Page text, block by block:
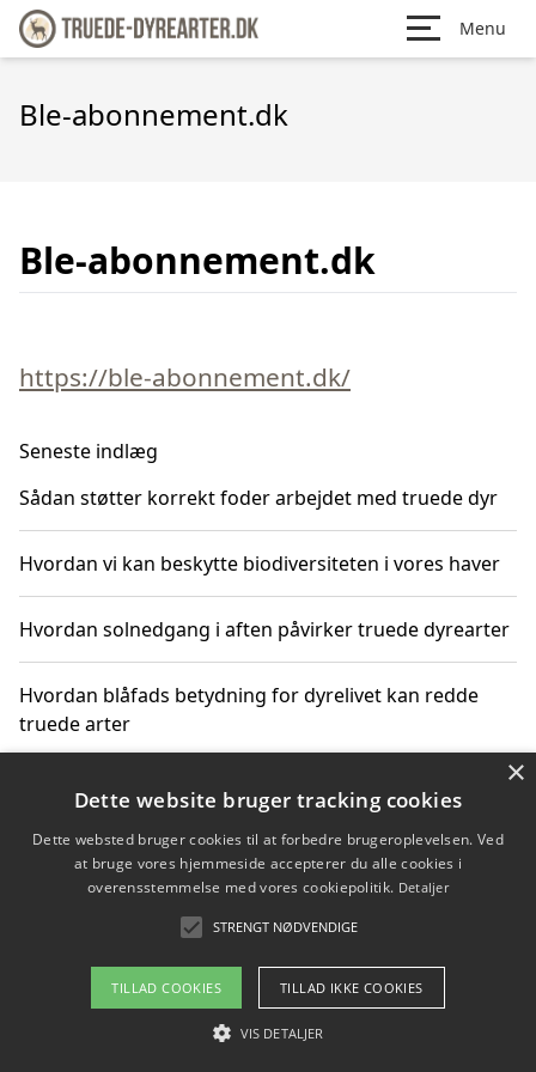
Menu
Ble-abonnement.dk
Ble-abonnement.dk
https://ble-abonnement.dk/
Seneste indlæg
Sådan støtter korrekt foder arbejdet med truede dyr
Hvordan vi kan beskytte biodiversiteten i vores haver
Hvordan solnedgang i aften påvirker truede dyrearter
Hvordan blåfads betydning for dyrelivet kan redde
truede arter
Hvordan kan gaver til unge voksne støtte bevarelsen
Copyright 2026 - Pilanto Aps
Om / kontakt
Blog Betingelser
×
Dette website bruger tracking cookies
Dette websted bruger cookies til at forbedre brugeroplevelsen. Ved
at bruge vores hjemmeside accepterer du alle cookies i
overensstemmelse med vores cookiepolitik. Detaljer
STRENGT NØDVENDIGE
TILLAD COOKIES TILLAD IKKE COOKIES
VIS DETALJER